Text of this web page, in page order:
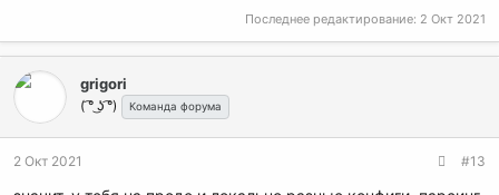
Последнее редактирование: 2 Окт 2021
grigori
( ͡° ͜ʖ ͡°) Команда форума
2 Окт 2021 #13